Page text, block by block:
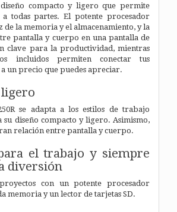
compacto y ligero que permite
todas partes. El potente procesador
la memoria y el almacenamiento, y la
pantalla y cuerpo en una pantalla de
clave para la productividad, mientras
incluidos permiten conectar tus
un precio que puedes apreciar.
ligero
se adapta a los estilos de trabajo
su diseño compacto y ligero. Asimismo,
relación entre pantalla y cuerpo.
el trabajo y siempre
diversión
con un potente procesador
memoria y un lector de tarjetas SD.